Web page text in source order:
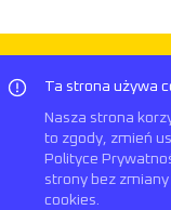
Ta strona używa
Nasza strona
to zgody, zmień
Polityce
strony bez
cookies.